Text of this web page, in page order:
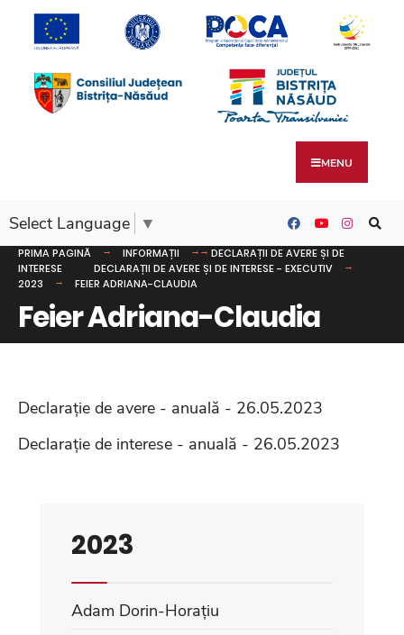
MENU
Select Language ▼
PRIMA PAGINĂ INFORMAȚII
DECLARAȚII DE AVERE ȘI DE
INTERESE
DECLARAȚII DE AVERE ȘI DE INTERESE - EXECUTIV
2023
FEIER ADRIANA-CLAUDIA
Feier Adriana-Claudia
Declarație de avere - anuală - 26.05.2023
Declarație de interese - anuală - 26.05.2023
2023
Adam Dorin-Horațiu